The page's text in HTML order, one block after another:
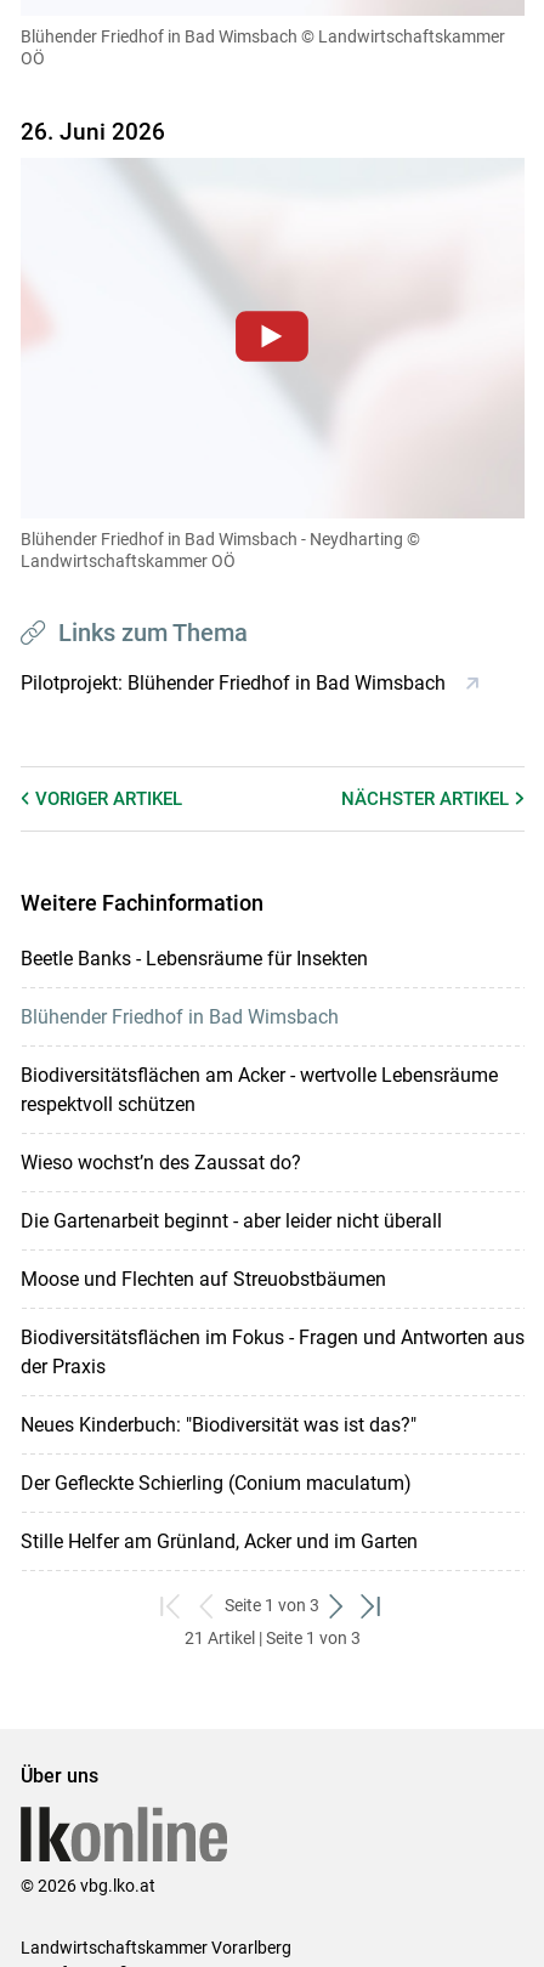
einsehen und korrigieren
Blühender Friedhof in Bad Wimsbach © Landwirtschaftskammer
OÖ
26. Juni 2026
einsehen und korrigieren
Akzeptieren
Cookies Einstellungen
Blühender Friedhof in Bad Wimsbach - Neydharting ©
Landwirtschaftskammer OÖ
Links zum Thema
Pilotprojekt: Blühender Friedhof in Bad Wimsbach
VORIGER ARTIKEL NÄCHSTERARTIKEL
Weitere Fachinformation
Beetle Banks - Lebensräume für Insekten
Blühender Friedhof in Bad Wimsbach
Biodiversitätsflächen am Acker - wertvolle Lebensräume
respektvoll schützen
Wieso wochst’n des Zaussat do?
Die Gartenarbeit beginnt - aber leider nicht überall
Moose und Flechten auf Streuobstbäumen
Biodiversitätsflächen im Fokus - Fragen und Antworten aus
der Praxis
Neues Kinderbuch: "Biodiversität was ist das?"
Der Gefleckte Schierling (Conium maculatum)
Stille Helfer am Grünland, Acker und im Garten
zum
ersten
zurück
zum
Seite 1 von 3
weiter
zum
zum
21 Artikel | Seite 1 von 3
Über uns
© 2026 vbg.lko.at
Landwirtschaftskammer Vorarlberg